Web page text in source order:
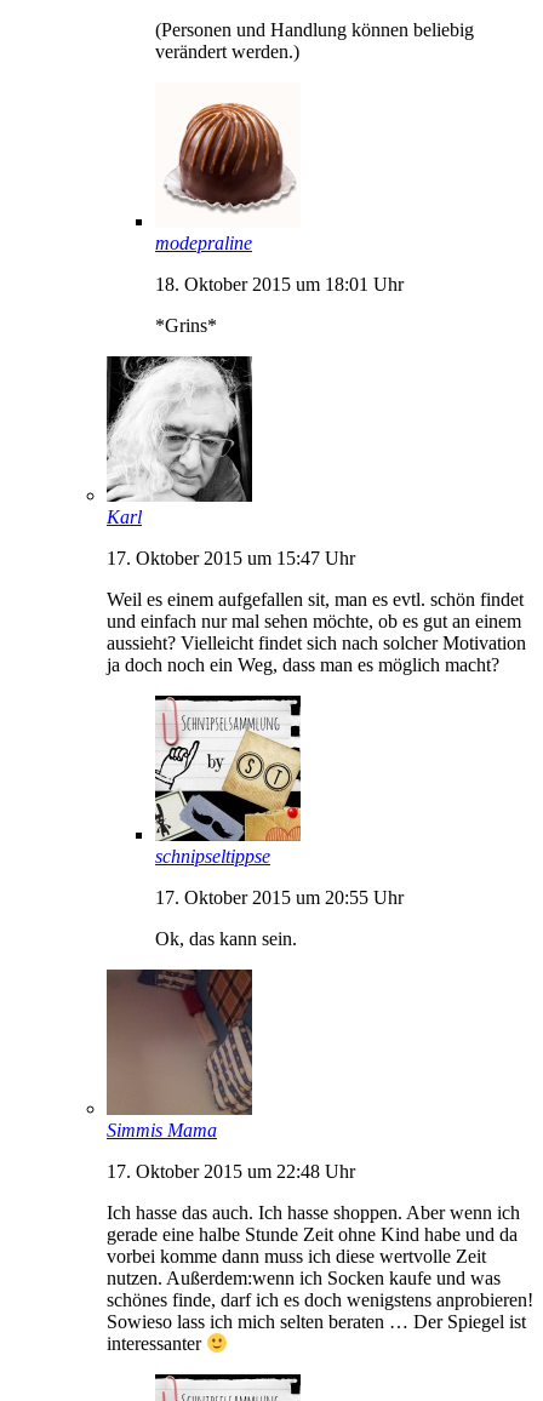
(Personen und Handlung können beliebig
verändert werden.)
modepraline
18. Oktober 2015 um 18:01 Uhr
*Grins*
Karl
17. Oktober 2015 um 15:47 Uhr
Weil es einem aufgefallen sit, man es evtl. schön findet
und einfach nur mal sehen möchte, ob es gut an einem
aussieht? Vielleicht findet sich nach solcher Motivation
ja doch noch ein Weg, dass man es möglich macht?
schnipseltippse
17. Oktober 2015 um 20:55 Uhr
Ok, das kann sein.
Simmis Mama
17. Oktober 2015 um 22:48 Uhr
Ich hasse das auch. Ich hasse shoppen. Aber wenn ich
gerade eine halbe Stunde Zeit ohne Kind habe und da
vorbei komme dann muss ich diese wertvolle Zeit
nutzen. Außerdem:wenn ich Socken kaufe und was
schönes finde, darf ich es doch wenigstens anprobieren!
Sowieso lass ich mich selten beraten … Der Spiegel ist
interessanter